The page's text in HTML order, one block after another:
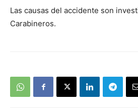
Las causas del accidente son
Carabineros.